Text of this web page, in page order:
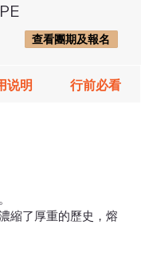
查看團期及報名
縮了厚重的歷史，熔
说明 行前必看